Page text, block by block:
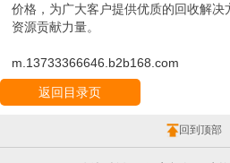
价格，为广大客户提供优质的回收解
资源贡献力量。
m.13733366646.b2b168.com
返回目录页
回到顶部